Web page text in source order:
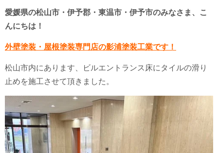
愛媛県の松山市・伊予郡・東温市・伊予市のみなさま、こ
んにちは！
外壁塗装・屋根塗装専門店の影浦塗装工業です！
松山市内にあります、ビルエントランス床にタイルの滑り
止めを施工させて頂きました。